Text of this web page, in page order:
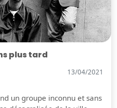
plus tard
13/04/2021
un groupe inconnu et sans